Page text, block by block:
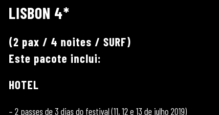
LISBON 4*
(2 pax / 4 noites / SURF)
Este pacote inclui:
HOTEL
– 2 passes de 3 dias do festival (11, 12 e 13 de julho 2019)